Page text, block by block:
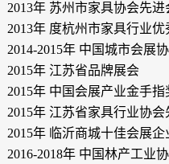
2013年 苏州市家具协会先进
2013年 度杭州市家具行业优
2014-2015年 中国城市会展
2015年 江苏省品牌展会
2015年 中国会展产业金手
2015年 江苏省家具行业协会
2015年 临沂商城十佳会展企
2016-2018年 中国林产工业